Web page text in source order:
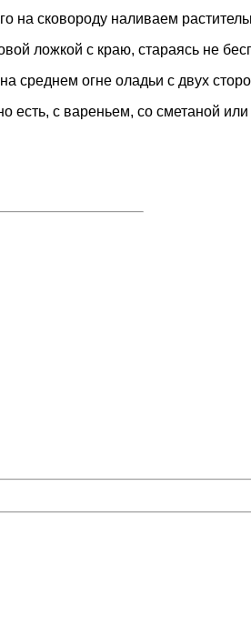
на сковороду наливаем
ложкой с краю, стараясь не
среднем огне оладьи с двух
есть, с вареньем, со сметаной